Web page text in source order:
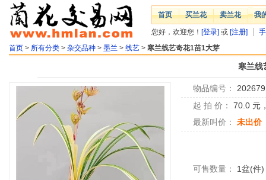
首页 买兰花 卖兰花 我
您好，欢迎您！ [登录] 或 [注册]
首页 > 所有分类 > 杂交品种 > 墨兰 > 线艺 > 寒兰线艺奇花1苗1大芽
寒兰线
物品编号：
起 拍 价：
70.0 元
最新叫价：
未出价
可售数量： 1盆(件)